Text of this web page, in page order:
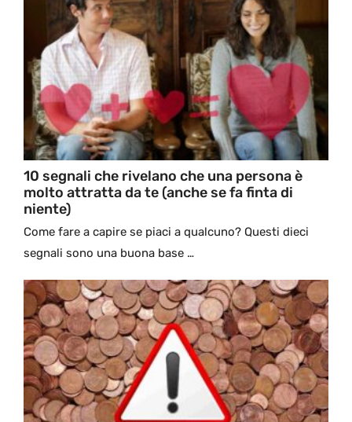
10 segnali che rivelano che una persona è
molto attratta da te (anche se fa finta di
niente)
Come fare a capire se piaci a qualcuno? Questi dieci
segnali sono una buona base …